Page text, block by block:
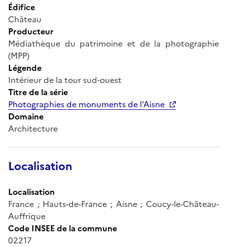
Édifice
Château
Producteur
Médiathèque du patrimoine et de la photographie
(MPP)
Légende
Intérieur de la tour sud-ouest
Titre de la série
Photographies de monuments de l'Aisne
Domaine
Architecture
Localisation
Localisation
France ; Hauts-de-France ; Aisne ; Coucy-le-Château-
Auffrique
Code INSEE de la commune
02217